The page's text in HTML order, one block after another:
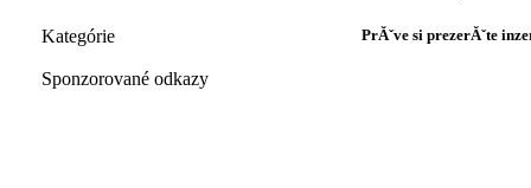
Kategórie
Sponzorované odkazy
PrĂˇve si prezerĂˇte